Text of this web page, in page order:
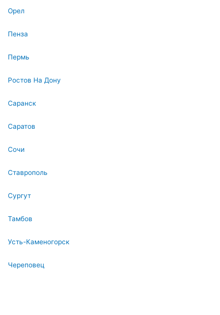
Орел
Пенза
Пермь
Ростов На Дону
Саранск
Саратов
Сочи
Ставрополь
Сургут
Тамбов
Усть-Каменогорск
Череповец